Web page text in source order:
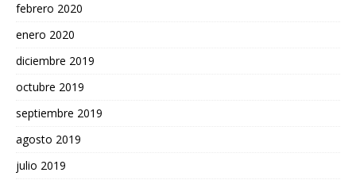
febrero 2020
enero 2020
diciembre 2019
octubre 2019
septiembre 2019
agosto 2019
julio 2019